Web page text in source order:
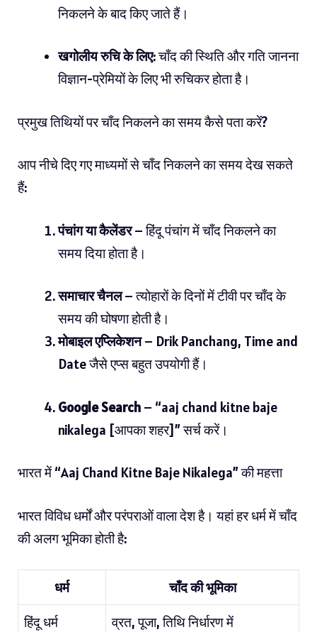
निकलने के बाद किए जाते हैं।
खगोलीय रुचि के लिए: चाँद की स्थिति और गति जानना
विज्ञान-प्रेमियों के लिए भी रुचिकर होता है।
प्रमुख तिथियों पर चाँद निकलने का समय कैसे पता करें?
आप नीचे दिए गए माध्यमों से चाँद निकलने का समय देख सकते
हैं:
पंचांग या कैलेंडर– हिंदू पंचांग में चाँद निकलने का
समय दिया होता है।
समाचार चैनल– त्योहारों के दिनों में टीवी पर चाँद के
समय की घोषणा होती है।
मोबाइल एप्लिकेशन– Drik Panchang, Time and
Date जैसे एप्स बहुत उपयोगी हैं।
Google Search – “aaj chand kitne baje
nikalega [आपका शहर]” सर्च करें।
भारत में “Aaj Chand Kitne Baje Nikalega” की महत्ता
भारत विविध धर्मों और परंपराओं वाला देश है। यहां हर धर्म में चाँद
की अलग भूमिका होती है:
धर्म चाँद की भूमिका
हिंदू धर्म व्रत, पूजा, तिथि निर्धारण में